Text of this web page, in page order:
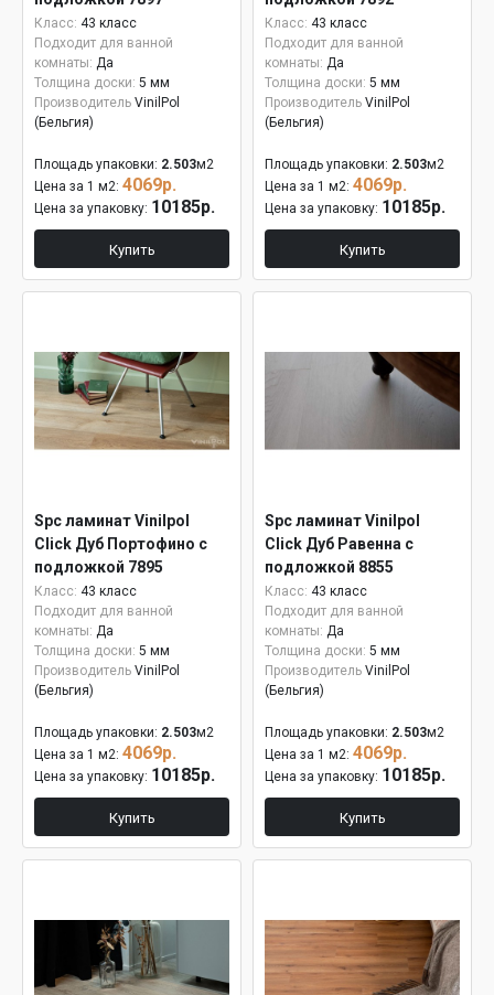
Класс: 43 класс
Подходит для ванной
комнаты: Да
Толщина доски: 5 мм
Производитель VinilPol
(Бельгия)
Площадь упаковки: 2.503м2
Цена за 1 м2: 4069р.
Цена за упаковку: 10185р.
Купить
Класс: 43 класс
Подходит для ванной
комнаты: Да
Толщина доски: 5 мм
Производитель VinilPol
(Бельгия)
Площадь упаковки: 2.503м2
Цена за 1 м2: 4069р.
Цена за упаковку: 10185р.
Купить
Spc ламинат Vinilpol
Click Дуб Портофино с
подложкой 7895
Класс: 43 класс
Подходит для ванной
комнаты: Да
Толщина доски: 5 мм
Производитель VinilPol
(Бельгия)
Площадь упаковки: 2.503м2
Цена за 1 м2: 4069р.
Цена за упаковку: 10185р.
Купить
Spc ламинат Vinilpol
Click Дуб Равенна с
подложкой 8855
Класс: 43 класс
Подходит для ванной
комнаты: Да
Толщина доски: 5 мм
Производитель VinilPol
(Бельгия)
Площадь упаковки: 2.503м2
Цена за 1 м2: 4069р.
Цена за упаковку: 10185р.
Купить